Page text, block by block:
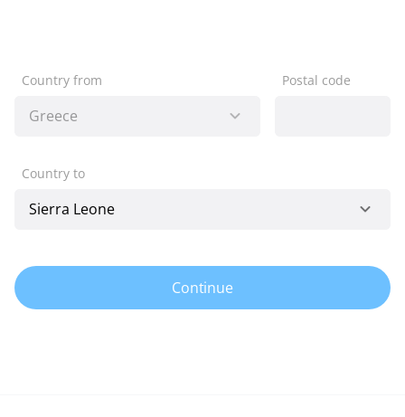
Country from Postal code
Country to
Continue